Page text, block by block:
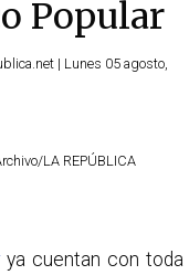
Popular
| Lunes 05 agosto,
LA REPÚBLICA
ya cuentan con toda